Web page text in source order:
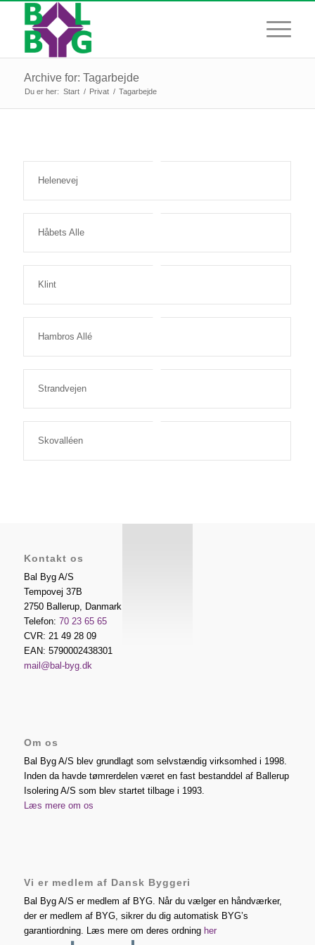
Archive for: Tagarbejde
Du er her: Start / Privat / Tagarbejde
Helenevej
Håbets Alle
Klint
Hambros Allé
Strandvejen
Skovalléen
Kontakt os
Bal Byg A/S
Tempovej 37B
2750 Ballerup, Danmark
Telefon: 70 23 65 65
CVR: 21 49 28 09
EAN: 5790002438301
mail@bal-byg.dk
Om os
Bal Byg A/S blev grundlagt som selvstændig virksomhed i 1998.
Inden da havde tømrerdelen været en fast bestanddel af Ballerup
Isolering A/S som blev startet tilbage i 1993.
Læs mere om os
Vi er medlem af Dansk Byggeri
Bal Byg A/S er medlem af BYG. Når du vælger en håndværker,
der er medlem af BYG, sikrer du dig automatisk BYG’s
garantiordning. Læs mere om deres ordning her